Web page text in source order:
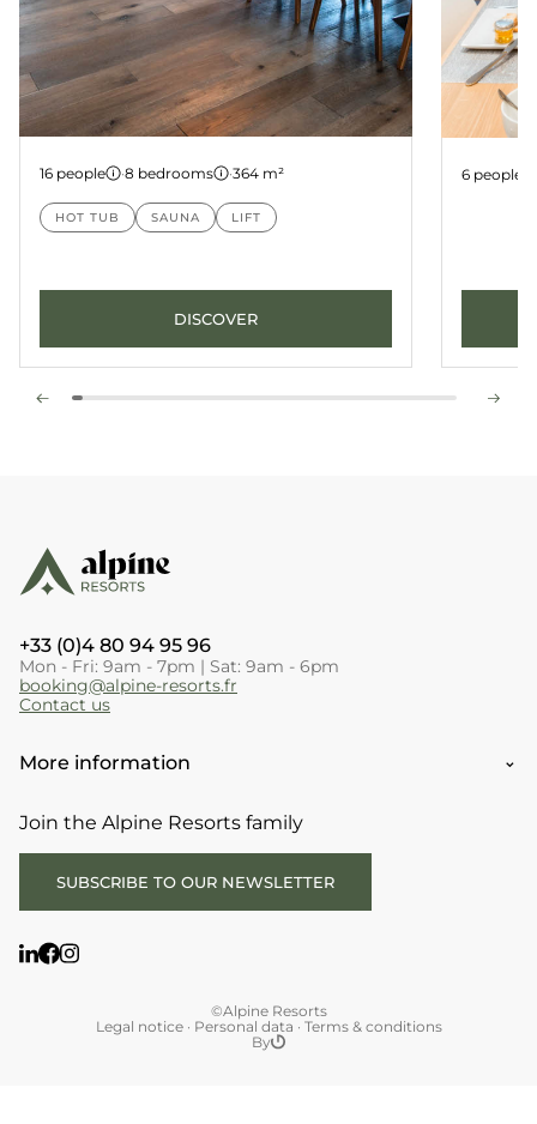
16 people ·8 bedrooms ·364 m²
HOT TUB SAUNA LIFT
DISCOVER
6 people
+33 (0)4 80 94 95 96
Mon - Fri: 9am - 7pm | Sat: 9am - 6pm
booking@alpine-resorts.fr
Contact us
More information
Join the Alpine Resorts family
SUBSCRIBE TO OUR NEWSLETTER
©Alpine Resorts
Legal notice· Personal data · Terms & conditions
By